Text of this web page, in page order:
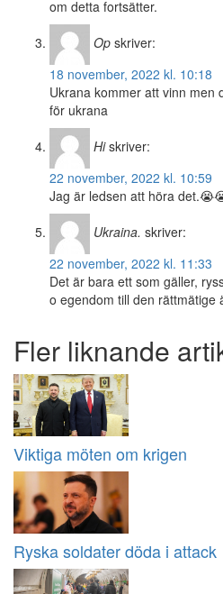
om detta fortsätter.
Op skriver:
18 november, 2022 kl. 10:18
Ukrana kommer att vinn men
för ukrana
Hi skriver:
22 november, 2022 kl. 10:59
Jag är ledsen att höra
Ukraina. skriver:
22 november, 2022 kl. 11:33
Det är bara ett som gäller,
o egendom till den rättmätige
Fler liknande
Viktiga möten om krigen
Ryska soldater döda i attack